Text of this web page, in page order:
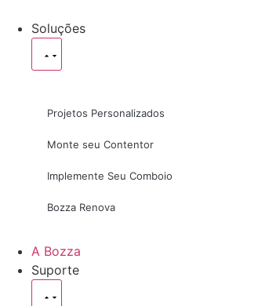
Soluções
Projetos Personalizados
Monte seu Contentor
Implemente Seu Comboio
Bozza Renova
A Bozza
Suporte